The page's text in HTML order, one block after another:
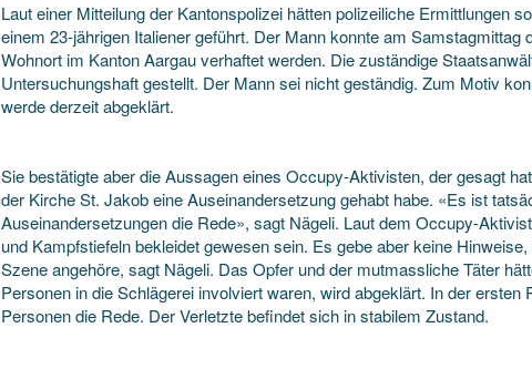
Laut einer Mitteilung der Kantonspolizei hätten polizeiliche Ermittlungen
einem 23-jährigen Italiener geführt. Der Mann konnte am Samstagmittag
Wohnort im Kanton Aargau verhaftet werden. Die zuständige
Untersuchungshaft gestellt. Der Mann sei nicht geständig. Zum Motiv
werde derzeit abgeklärt.
Sie bestätigte aber die Aussagen eines Occupy-Aktivisten, der gesagt
der Kirche St. Jakob eine Auseinandersetzung gehabt habe. «Es ist
Auseinandersetzungen die Rede», sagt Nägeli. Laut dem Occupy-
und Kampfstiefeln bekleidet gewesen sein. Es gebe aber keine
Szene angehöre, sagt Nägeli. Das Opfer und der mutmassliche Täter
Personen in die Schlägerei involviert waren, wird abgeklärt. In der ersten
Personen die Rede. Der Verletzte befindet sich in stabilem Zustand.